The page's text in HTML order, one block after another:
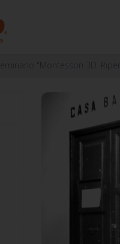
Seminario "Montessori 3D.